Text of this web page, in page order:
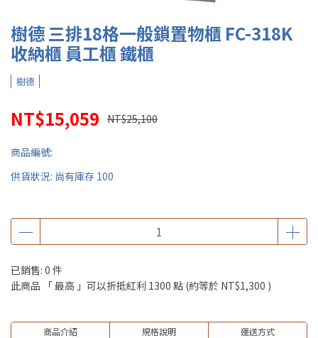
樹德 三排18格一般鎖置物櫃 FC-318K
收納櫃 員工櫃 鐵櫃
樹德
NT$15,059 NT$25,100
商品編號:
供貨狀況: 尚有庫存 100
已銷售: 0 件
此商品 「 最高 」可以折抵紅利 1300 點 (約等於 NT$1,300 )
商品介紹 規格說明 運送方式